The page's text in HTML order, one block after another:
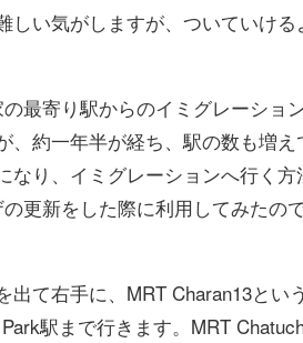
しい気がしますが、ついていける
最寄り駅からのイミグレーショ
、約一年半が経ち、駅の数も増え
なり、イミグレーションへ行く方
更新をした際に利用してみたの
て右手に、MRT Charan13とい
駅まで行きます。MRT